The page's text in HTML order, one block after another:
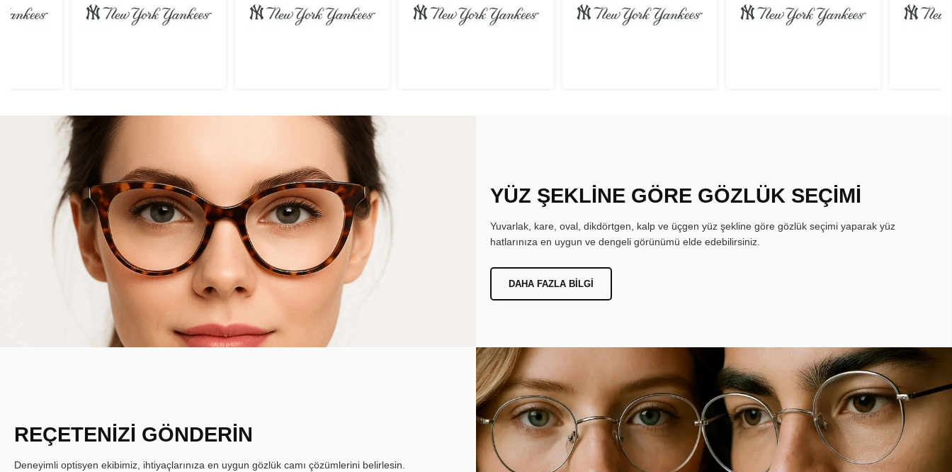
YÜZ ŞEKLİNE GÖRE GÖZLÜK SEÇİMİ
Yuvarlak, kare, oval, dikdörtgen, kalp ve üçgen yüz şekline göre gözlük seçimi yaparak yüz
hatlarınıza en uygun ve dengeli görünümü elde edebilirsiniz.
DAHA FAZLA BILGI
REÇETENİZİ GÖNDERİN
Deneyimli optisyen ekibimiz, ihtiyaçlarınıza en uygun gözlük camı çözümlerini belirlesin.